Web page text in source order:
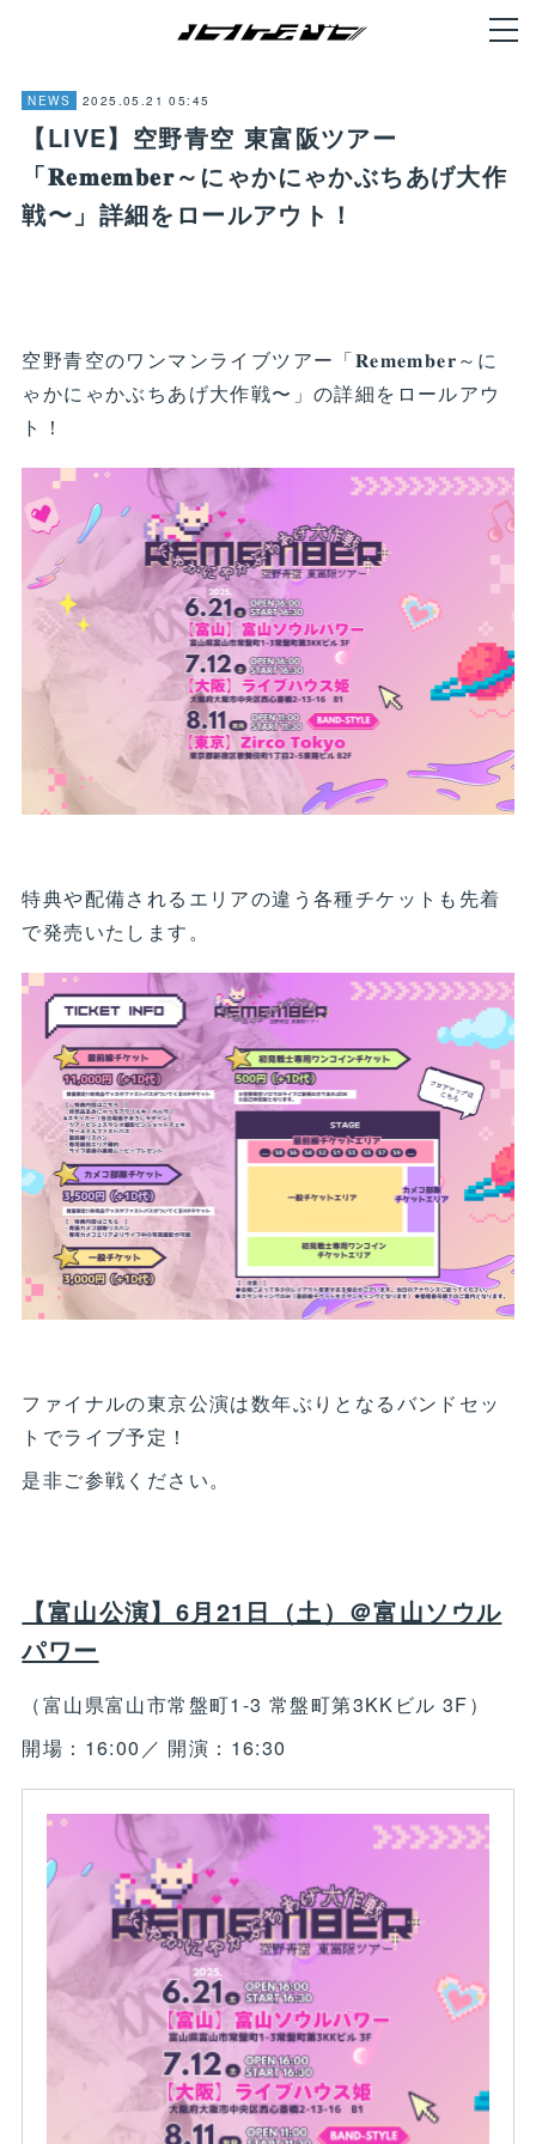
NEWS 2025.05.21 05:45
【LIVE】空野青空 東富阪ツアー
「𝐑𝐞𝐦𝐞𝐦𝐛𝐞𝐫～にゃかにゃかぶちあげ大作
戦〜」詳細をロールアウト！
空野青空のワンマンライブツアー「𝐑𝐞𝐦𝐞𝐦𝐛𝐞𝐫～に
ゃかにゃかぶちあげ大作戦〜」の詳細をロールアウ
ト！
特典や配備されるエリアの違う各種チケットも先着
で発売いたします。
ファイナルの東京公演は数年ぶりとなるバンドセッ
トでライブ予定！
是非ご参戦ください。
【富山公演】6月21日（土）＠富山ソウル
パワー
（富山県富山市常盤町1-3 常盤町第3KKビル 3F）
開場：16:00／ 開演：16:30